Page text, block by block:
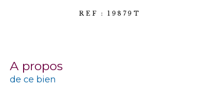
REF : 19879T
a propos
de ce bien